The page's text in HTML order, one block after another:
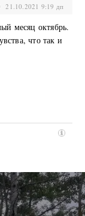
21.10.2021 9:19 дп
месяц октябрь.
что так и